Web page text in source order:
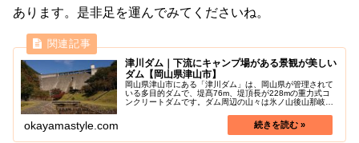
あります。是非足を運んでみてくださいね。
津川ダム｜下流にキャンプ場がある景観が美しい
ダム【岡山県津山市】
岡山県津山市にある「津川ダム」は、岡山県が管理されて
いる多目的ダムで、堤髙76m、堤頂長が228mの重力式コ
ンクリートダムです。ダム周辺の山々は氷ノ山後山那岐山
ており、四季折々の自然の美...
okayamastyle.com